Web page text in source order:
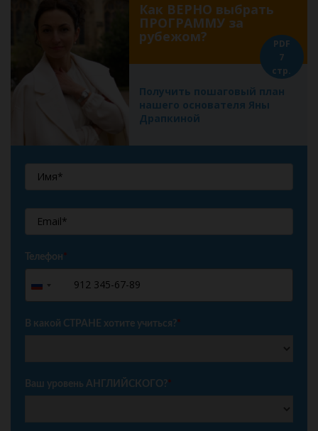
Как ВЕРНО выбрать
ПРОГРАММУ за
рубежом?
Получить пошаговый план
нашего основателя Яны
Драпкиной
PDF
7
стр.
Телефон*
Russia
+7
В какой СТРАНЕ хотите учиться?*
Ваш уровень АНГЛИЙСКОГО?*